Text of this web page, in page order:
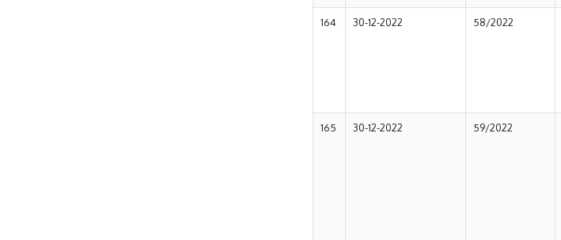
164 30-12-2022 58/2022
165 30-12-2022 59/2022